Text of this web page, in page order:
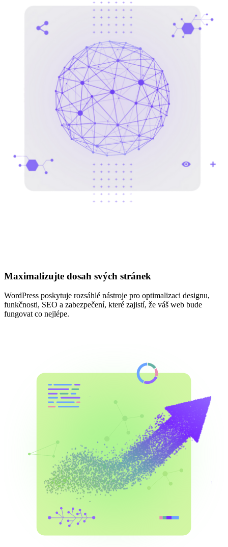
Maximalizujte dosah svých stránek
WordPress poskytuje rozsáhlé nástroje pro optimalizaci designu,
funkčnosti, SEO a zabezpečení, které zajistí, že váš web bude
fungovat co nejlépe.